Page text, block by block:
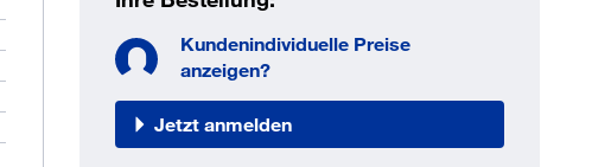
Sie sind noch kein Kunde
Kundenindividuelle Preise
anzeigen?
Jetzt anmelden